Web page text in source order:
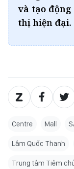
và tạo
thị hiện đại.
Centre Mall
Lâm Quốc Thanh
Trung tâm Tiêm